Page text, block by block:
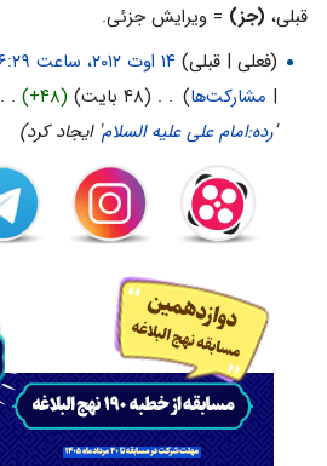
قبلی، (جز) = ویرایش جزئی.
(فعلی | قبلی)
| مشارکت‌ها)
. . (۴۸ بایت) (+۴۸)‏
. .
'رده:امام علی علیه السلام' ایجاد کرد)